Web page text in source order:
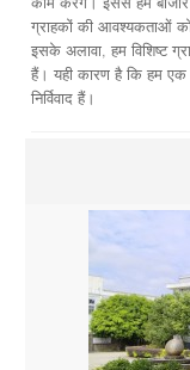
ग्राहकों की आवश्यकताओं
इसके अलावा, हम विशिष्ट
हैं। यही कारण है कि हम एक
निर्विवाद हैं।